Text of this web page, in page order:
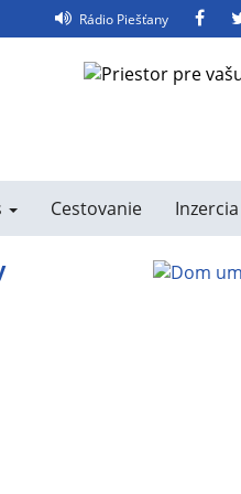
Rádio Piešťany
Cestovanie Inzercia